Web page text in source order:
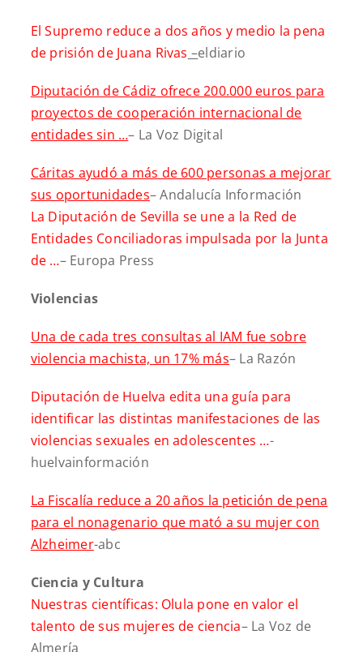
El Supremo reduce a dos años y medio la pena
de prisión de Juana Rivas –eldiario
Diputación de Cádiz ofrece 200.000 euros para
proyectos de cooperación internacional de
entidades sin …– La Voz Digital
Cáritas ayudó a más de 600 personas a mejorar
sus oportunidades– Andalucía Información
La Diputación de Sevilla se une a la Red de
Entidades Conciliadoras impulsada por la Junta
de …– Europa Press
Violencias
Una de cada tres consultas al IAM fue sobre
violencia machista, un 17% más– La Razón
Diputación de Huelva edita una guía para
identificar las distintas manifestaciones de las
violencias sexuales en adolescentes …-
huelvainformación
La Fiscalía reduce a 20 años la petición de pena
para el nonagenario que mató a su mujer con
Alzheimer-abc
Ciencia y Cultura
Nuestras científicas: Olula pone en valor el
talento de sus mujeres de ciencia– La Voz de
Almería